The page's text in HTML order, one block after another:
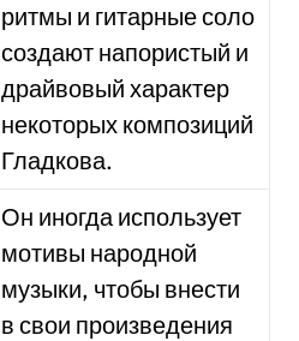
ритмы и гитарные соло
создают напористый и
драйвовый характер
некоторых композиций
Гладкова.
Он иногда использует
мотивы народной
музыки, чтобы внести
в свои произведения